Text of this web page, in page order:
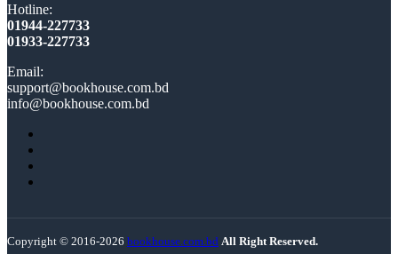
Hotline:
01944-227733
01933-227733
Email:
support@bookhouse.com.bd
info@bookhouse.com.bd
Copyright © 2016-2026 bookhouse.com.bd All Right Reserved.